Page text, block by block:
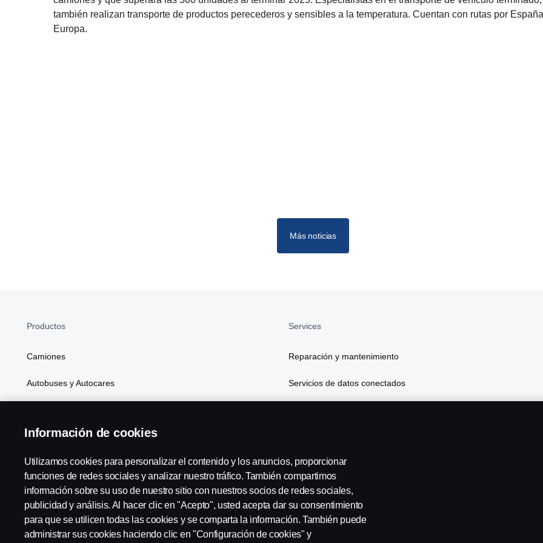
también realizan transporte de productos perecederos y sensibles a la temperatura. Cuentan con rutas por
Europa.
Más noticias
Productos
Camiones
Autobuses y Autocares
Atributos
Services
Reparación y mantenimiento
Servicios de datos conectados
Scania in Your Region: España
Información de cookies
Utilizamos cookies para personalizar el contenido y los anuncios, proporcionar
funciones de redes sociales y analizar nuestro tráfico. También compartimos
información sobre su uso de nuestro sitio con nuestros socios de redes sociales,
publicidad y análisis. Al hacer clic en "Acepto", usted acepta dar su consentimiento
para que se utilicen todas las cookies y se comparta la información. También puede
administrar sus cookies haciendo clic en "Configuración de cookies" y